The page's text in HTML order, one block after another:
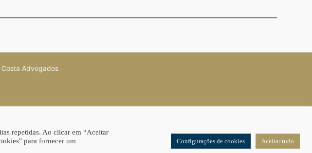
Advogados
repetidas. Ao clicar em “Aceitar
para fornecer um
Configurações de cookies Aceitar tudo